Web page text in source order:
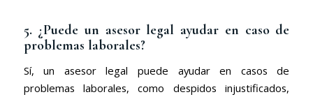
5. ¿Puede un asesor legal ayudar en caso de
problemas laborales?
Sí, un asesor legal puede ayudar en casos de
problemas laborales, como despidos injustificados,